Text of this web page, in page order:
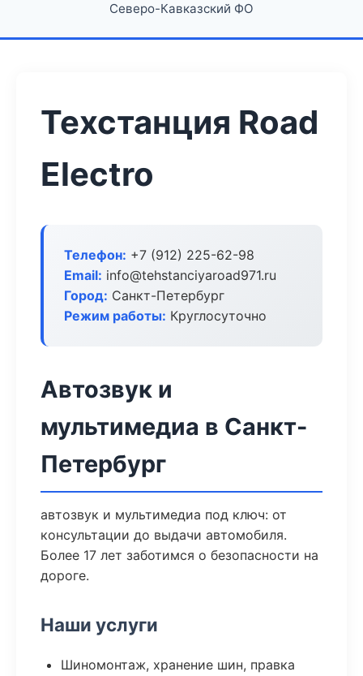
Северо-Кавказский ФО
Техстанция Road
Electro
Телефон: +7 (912) 225-62-98
Email: info@tehstanciyaroad971.ru
Город: Санкт-Петербург
Режим работы: Круглосуточно
Автозвук и
мультимедиа в Санкт-
Петербург
автозвук и мультимедиа под ключ: от
консультации до выдачи автомобиля.
Более 17 лет заботимся о безопасности на
дороге.
Наши услуги
Шиномонтаж, хранение шин, правка